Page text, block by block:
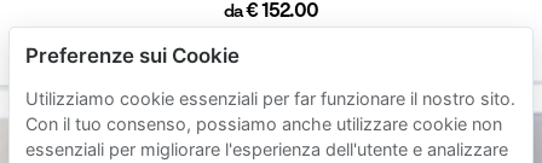
da€ 152.00
Durata min. 1 ora
Preferenze sui Cookie
Utilizziamo cookie essenziali per far funzionare il nostro sito.
Con il tuo consenso, possiamo anche utilizzare cookie non
essenziali per migliorare l'esperienza dell'utente e analizzare